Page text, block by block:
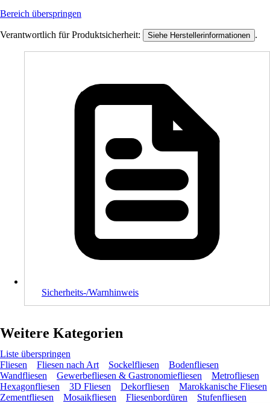
Bereich überspringen
Verantwortlich für Produktsicherheit: Siehe Herstellerinformationen .
Sicherheits-/Warnhinweis
Weitere Kategorien
Liste überspringen
Fliesen
Fliesen nach Art Sockelfliesen
Bodenfliesen
Wandfliesen
Gewerbefliesen & Gastronomiefliesen
Metrofliesen
Hexagonfliesen
3D Fliesen Dekorfliesen
Marokkanische Fliesen
Zementfliesen
Mosaikfliesen Fliesenbordüren Stufenfliesen